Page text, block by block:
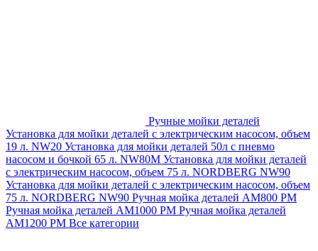
Ручные мойки деталей
Установка для мойки деталей с электрическим насосом, объем
19 л. NW20 Установка для мойки деталей 50л с пневмо
насосом и бочкой 65 л. NW80M Установка для мойки деталей
с электрическим насосом, объем 75 л. NORDBERG NW90
Установка для мойки деталей с электрическим насосом, объем
75 л. NORDBERG NW90 Ручная мойка деталей АМ800 РМ
Ручная мойка деталей АМ1000 РМ Ручная мойка деталей
АМ1200 РМ Все категории